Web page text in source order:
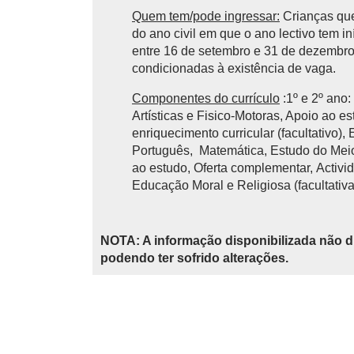
Quem tem/pode ingressar: Crianças
do ano civil em que o ano lectivo tem
entre 16 de setembro e 31 de
condicionadas à existência de vaga.
Componentes do currículo :1º e 2º
Artísticas e Fisico-Motoras, Apoio ao
enriquecimento curricular (facultativo),
Português, Matemática, Estudo do
ao estudo, Oferta complementar,
Educação Moral e Religiosa
NOTA: A informação disponibilizada não
podendo ter sofrido alterações.